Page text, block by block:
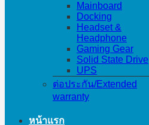
Mainboard
Docking
Headset &
Headphone
Gaming Gear
Solid State Drive
UPS
ต่อประกัน/Extended
warranty
หน้าแรก